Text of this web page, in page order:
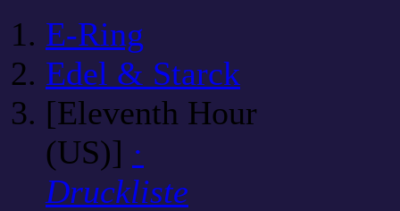
E-Ring
Edel & Starck
[Eleventh Hour
(US)] ·
Druckliste